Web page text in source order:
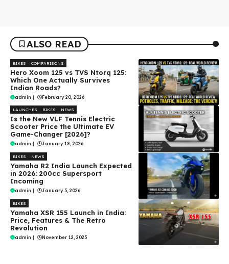
ALSO READ
BIKES COMPARISONS
Hero Xoom 125 vs TVS Ntorq 125:
Which One Actually Survives
Indian Roads?
admin | February 20, 2026
LAUNCHES BIKES NEWS
Is the New VLF Tennis Electric
Scooter Price the Ultimate EV
Game-Changer [2026]?
admin January 18, 2026
BIKES NEWS
Yamaha R2 India Launch Expected
in 2026: 200cc Supersport
Incoming
admin | January 5, 2026
BIKES
Yamaha XSR 155 Launch in India:
Price, Features & The Retro
Revolution
admin | November 12, 2025